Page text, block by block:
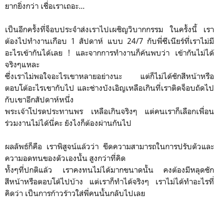
ยากยิ่งกว่า เชื่อเราเถอะ...
เป็นอีกครั้งที่จ็อบประจำส่งเราไปเผชิญวิบากกรรม ในครั้งนี้ เรา
ต้องไปทำงานเกือบ 1 สัปดาห์ แบบ 24/7 กับพี่ซีเนียร์ที่เราไม่มี
อะไรเข้ากันได้เลย ! และจากการทำงานก็ค้นพบว่า เข้ากันไม่ได้
จริงๆแหละ
ซึ่งเราไม่พอใจอะไรเขาหลายอย่างนะ แต่ก็ไม่ได้ชักสีหน้าหรือ
ตอบโต้อะไรเขากับไป และช่างบังเอิญเหลือเกินที่เราติดจ็อบถัดไป
กับเขาอีกสัปดาห์หนึ่ง
พระเจ้าโปรดประทานพร เหลือเกินจริงๆ แต่คนเราก็เลือกเพื่อน
ร่วมงานไม่ได้นี่คะ ยังไงก็ต้องผ่านกันไป
ผลลัพธ์ก็คือ เราพิสูจน์แล้วว่า ขีดความสามารถในการปรับตัวและ
ความอดทนของตัวเองนั้น สูงกว่าที่คิด
ทั้งๆที่ปกติแล้ว เราคงทนไม่ได้มากขนาดนั้น คงต้องมีหลุดชัก
สีหน้าหรือตอบโต้ไปบ้าง แต่เราก็ทำได้จริงๆ เราไม่ได้ทำอะไรที่
คิดว่า เป็นการก้าวร้าวใส่พี่คนนั้นกลับไปเลย